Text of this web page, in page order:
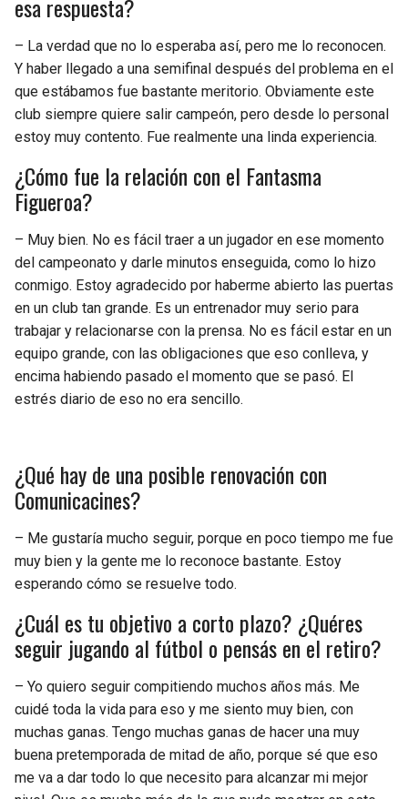
esa respuesta?
– La verdad que no lo esperaba así, pero me lo reconocen.
Y haber llegado a una semifinal después del problema en el
que estábamos fue bastante meritorio. Obviamente este
club siempre quiere salir campeón, pero desde lo personal
estoy muy contento. Fue realmente una linda experiencia.
¿Cómo fue la relación con el Fantasma
Figueroa?
– Muy bien. No es fácil traer a un jugador en ese momento
del campeonato y darle minutos enseguida, como lo hizo
conmigo. Estoy agradecido por haberme abierto las puertas
en un club tan grande. Es un entrenador muy serio para
trabajar y relacionarse con la prensa. No es fácil estar en un
equipo grande, con las obligaciones que eso conlleva, y
encima habiendo pasado el momento que se pasó. El
estrés diario de eso no era sencillo.
¿Qué hay de una posible renovación con
Comunicacines?
– Me gustaría mucho seguir, porque en poco tiempo me fue
muy bien y la gente me lo reconoce bastante. Estoy
esperando cómo se resuelve todo.
¿Cuál es tu objetivo a corto plazo? ¿Quéres
seguir jugando al fútbol o pensás en el retiro?
– Yo quiero seguir compitiendo muchos años más. Me
cuidé toda la vida para eso y me siento muy bien, con
muchas ganas. Tengo muchas ganas de hacer una muy
buena pretemporada de mitad de año, porque sé que eso
me va a dar todo lo que necesito para alcanzar mi mejor